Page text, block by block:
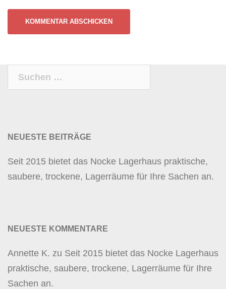
Suchen
nach:
NEUESTE BEITRÄGE
Seit 2015 bietet das Nocke Lagerhaus praktische,
saubere, trockene, Lagerräume für Ihre Sachen an.
NEUESTE KOMMENTARE
Annette K. zu Seit 2015 bietet das Nocke Lagerhaus
praktische, saubere, trockene, Lagerräume für Ihre
Sachen an.